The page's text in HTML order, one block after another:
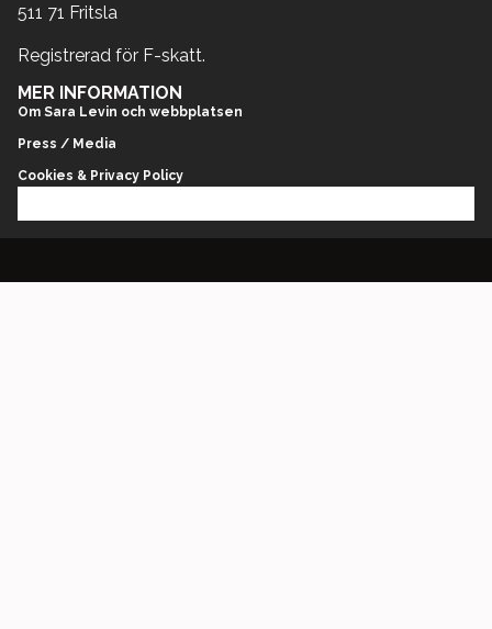
511 71 Fritsla
Registrerad för F-skatt.
MER INFORMATION
Om Sara Levin och webbplatsen
Press / Media
Cookies & Privacy Policy